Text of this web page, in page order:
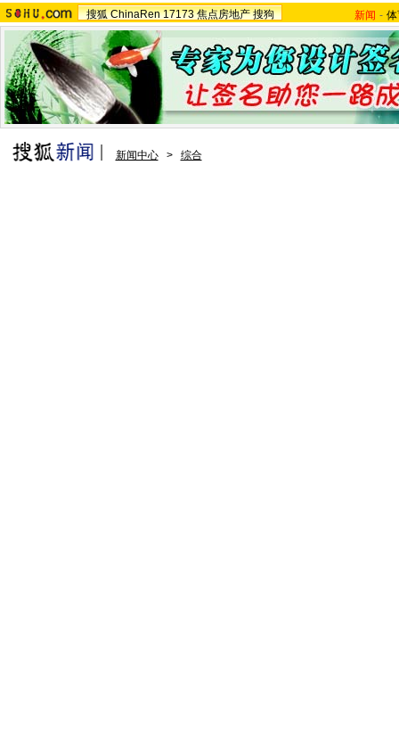
搜狐 ChinaRen 17173 焦点房地产 搜狗 新闻 -
新闻中心 > 综合